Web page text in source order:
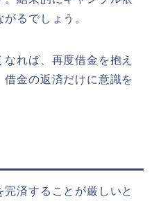
るでしょう。
れば、再度借金を抱え
借金の返済だけに意識を
済することが厳しいと